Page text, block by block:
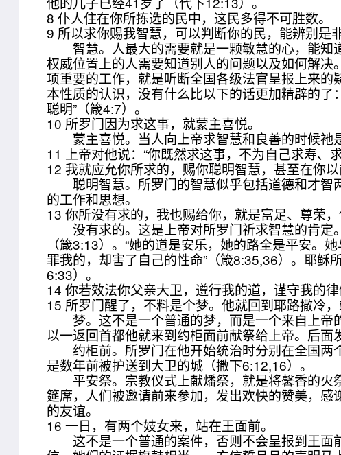
8 仆人住在你所拣选的民中，这民多得不可胜数。
9 所以求你赐我智慧，可以判断你的民，能辨别是
智慧。人最大的需要就是一颗敏慧的心，能知
权威位置上的人需要知道别人的问题以及如何解
项重要的工作，就是听断全国各级法官呈报上来
本性质的认识，没有什么比以下的话更加精辟的了
聪明”（箴4:7）。
10 所罗门因为求这事，就蒙主喜悦。
蒙主喜悦。当人向上帝求智慧和良善的时候祂
11 上帝对他说：“你既然求这事，不为自己求寿、
12 我就应允你所求的，赐你聪明智慧，甚至在你
聪明智慧。所罗门的智慧似乎包括道德和才智
的工作和思想。
13 你所没有求的，我也赐给你，就是富足、尊荣
没有求的。这是上帝对所罗门祈求智慧的肯定
（箴3:13）。“她的道是安乐，她的路全是平安。
罪我的，却害了自己的性命”（箴8:35,36）。耶稣
6:33）。
14 你若效法你父亲大卫，遵行我的道，谨守我的
15 所罗门醒了，不料是个梦。他就回到耶路撒冷
梦。这不是一个普通的梦，而是一个来自上帝
以一返回首都他就来到约柜面前献祭给上帝。后面
约柜前。所罗门在他开始统治时分别在全国两
是数年前被护送到大卫的城（撒下6:12,16）。
平安祭。宗教仪式上献燔祭，就是将馨香的火
筵席，人们被邀请前来参加，发出欢快的赞美，
的友谊。
16 一日，有两个妓女来，站在王面前。
这不是一个普通的案件，否则不会呈报到王面